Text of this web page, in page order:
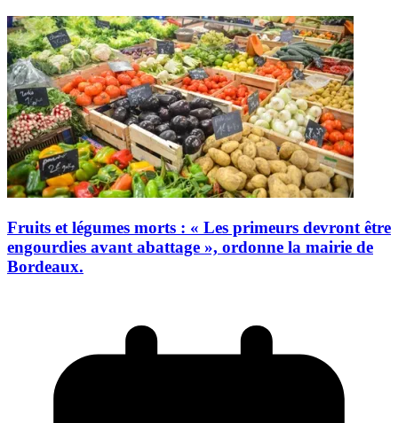
Fruits et légumes morts : « Les primeurs devront être
engourdies avant abattage », ordonne la mairie de
Bordeaux.